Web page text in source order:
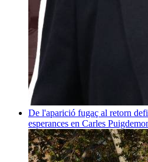
De l'aparició fugaç al retorn
esperances en Carles